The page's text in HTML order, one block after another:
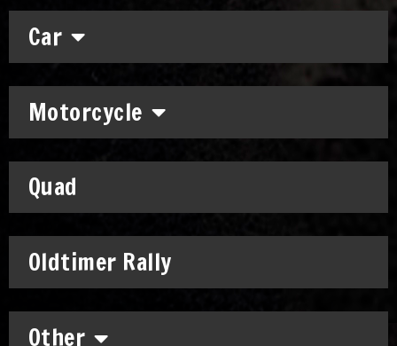
Car
Motorcycle
Quad
Oldtimer Rally
Other